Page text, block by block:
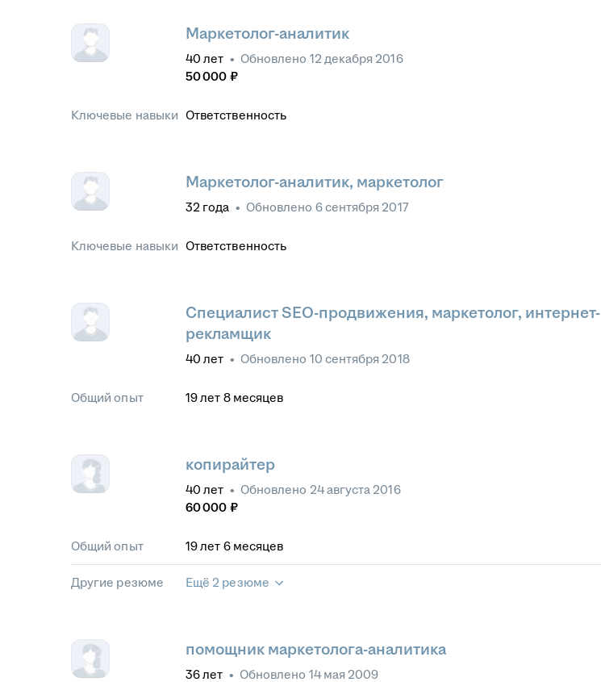
Маркетолог-аналитик
40 лет • Обновлено 12 декабря 2016
50 000 ₽
Ключевые навыки Ответственность
Маркетолог-аналитик, маркетолог
32 года • Обновлено 6 сентября 2017
Ключевые навыки Ответственность
Cпециалист SEO-продвижения, маркетолог, интернет-
рекламщик
40 лет • Обновлено 10 сентября 2018
Общий опыт 19лет 8 месяцев
копирайтер
40 лет • Обновлено 24 августа 2016
60 000 ₽
Общий опыт 19лет 6 месяцев
Другие резюме Ещё 2 резюме
помощник маркетолога-аналитика
36лет • Обновлено 14 мая 2009